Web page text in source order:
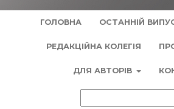
ГОЛОВНА ОСТАННІЙ
РЕДАКЦІЙНА КОЛЕГІЯ
ДЛЯ АВТОРІВ